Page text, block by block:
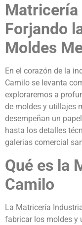
Matricería
Forjando
Moldes
En el corazón de la
Camilo se levanta
exploraremos a
de moldes y utillajes
desempeñan un
hasta los detalles
galerias comercial
Qué es la
Camilo
La Matricería
fabricar los moldes y